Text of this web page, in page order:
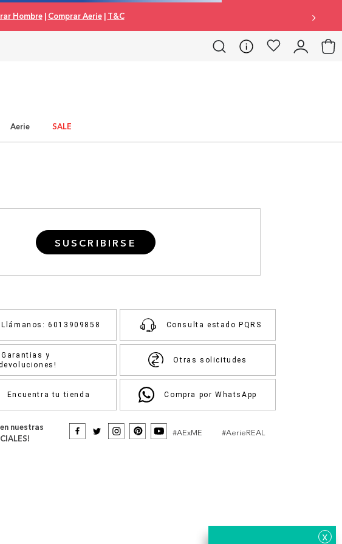
Hombre| Comprar Aerie| T&C
Aerie SALE
x
SUSCRIBIRSE
Llámanos: 6013909858 Consulta estado PQRS
y
Otras solicitudes
Encuentra tu tienda Compra por WhatsApp
nuestras
#AExME #AerieREAL